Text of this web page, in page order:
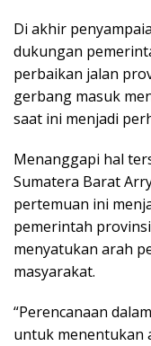
Di akhir
dukungan
perbaikan jalan
gerbang masuk
saat ini menjadi
Menanggapi hal
Sumatera Barat
pertemuan ini
pemerintah
menyatukan arah
masyarakat.
“Perencanaan
untuk menentukan